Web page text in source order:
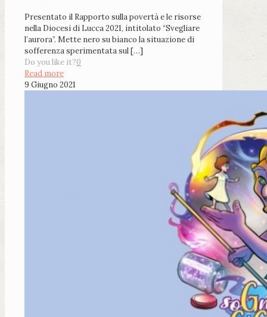
Presentato il Rapporto sulla povertà e le risorse
nella Diocesi di Lucca 2021, intitolato “Svegliare
l’aurora”. Mette nero su bianco la situazione di
sofferenza sperimentata sul[…]
Do you like it?0
Read more
9 Giugno 2021